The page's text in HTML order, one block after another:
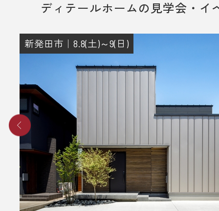
ディテールホームの見学会・イ
新発田市｜8.8(土)～9(日)